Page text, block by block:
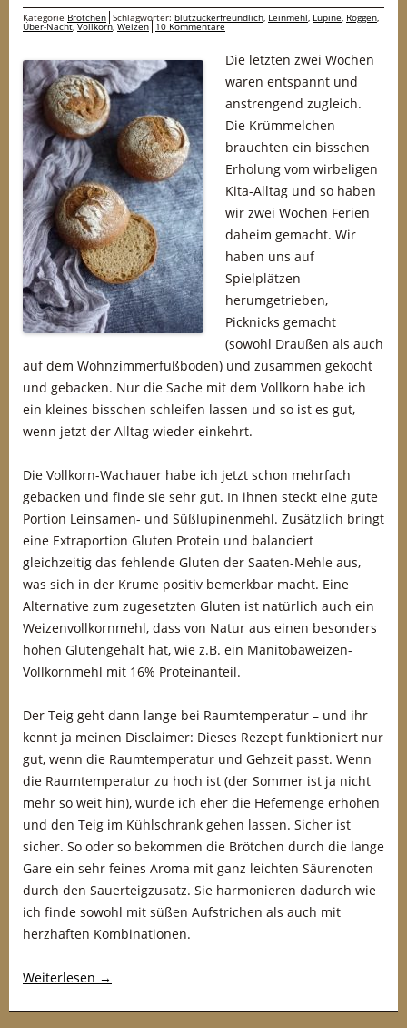
Kategorie Brötchen Schlagwörter: blutzuckerfreundlich, Leinmehl, Lupine, Roggen,
Über-Nacht,Vollkorn, Weizen 10 Kommentare
Die letzten zwei Wochen
waren entspannt und
anstrengend zugleich.
Die Krümmelchen
brauchten ein bisschen
Erholung vom wirbeligen
Kita-Alltag und so haben
wir zwei Wochen Ferien
daheim gemacht. Wir
haben uns auf
Spielplätzen
herumgetrieben,
Picknicks gemacht
(sowohl Draußen als auch
auf dem Wohnzimmerfußboden) und zusammen gekocht
und gebacken. Nur die Sache mit dem Vollkorn habe ich
ein kleines bisschen schleifen lassen und so ist es gut,
wenn jetzt der Alltag wieder einkehrt.
Die Vollkorn-Wachauer habe ich jetzt schon mehrfach
gebacken und finde sie sehr gut. In ihnen steckt eine gute
Portion Leinsamen- und Süßlupinenmehl. Zusätzlich bringt
eine Extraportion Gluten Protein und balanciert
gleichzeitig das fehlende Gluten der Saaten-Mehle aus,
was sich in der Krume positiv bemerkbar macht. Eine
Alternative zum zugesetzten Gluten ist natürlich auch ein
Weizenvollkornmehl, dass von Natur aus einen besonders
hohen Glutengehalt hat, wie z.B. ein Manitobaweizen-
Vollkornmehl mit 16% Proteinanteil.
Der Teig geht dann lange bei Raumtemperatur – und ihr
kennt ja meinen Disclaimer: Dieses Rezept funktioniert nur
gut, wenn die Raumtemperatur und Gehzeit passt. Wenn
die Raumtemperatur zu hoch ist (der Sommer ist ja nicht
mehr so weit hin), würde ich eher die Hefemenge erhöhen
und den Teig im Kühlschrank gehen lassen. Sicher ist
sicher. So oder so bekommen die Brötchen durch die lange
Gare ein sehr feines Aroma mit ganz leichten Säurenoten
durch den Sauerteigzusatz. Sie harmonieren dadurch wie
ich finde sowohl mit süßen Aufstrichen als auch mit
herzhaften Kombinationen.
Weiterlesen →